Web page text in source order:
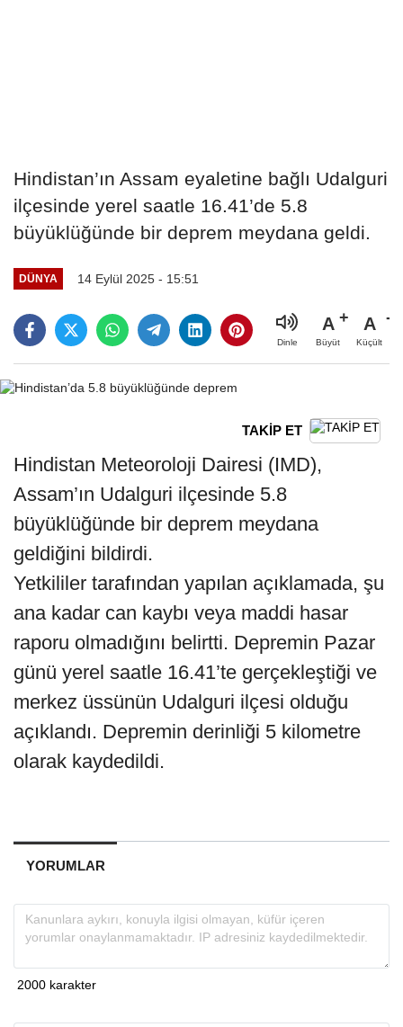
Hindistan’ın Assam eyaletine bağlı Udalguri
ilçesinde yerel saatle 16.41’de 5.8
büyüklüğünde bir deprem meydana geldi.
DÜNYA 14 Eylül 2025 - 15:51
Dinle
A
Büyüt
A
Küçült
TAKİP ET
Hindistan Meteoroloji Dairesi (IMD),
Assam’ın Udalguri ilçesinde 5.8
büyüklüğünde bir deprem meydana
geldiğini bildirdi.
Yetkililer tarafından yapılan açıklamada, şu
ana kadar can kaybı veya maddi hasar
raporu olmadığını belirtti. Depremin Pazar
günü yerel saatle 16.41’te gerçekleştiği ve
merkez üssünün Udalguri ilçesi olduğu
açıklandı. Depremin derinliği 5 kilometre
olarak kaydedildi.
YORUMLAR